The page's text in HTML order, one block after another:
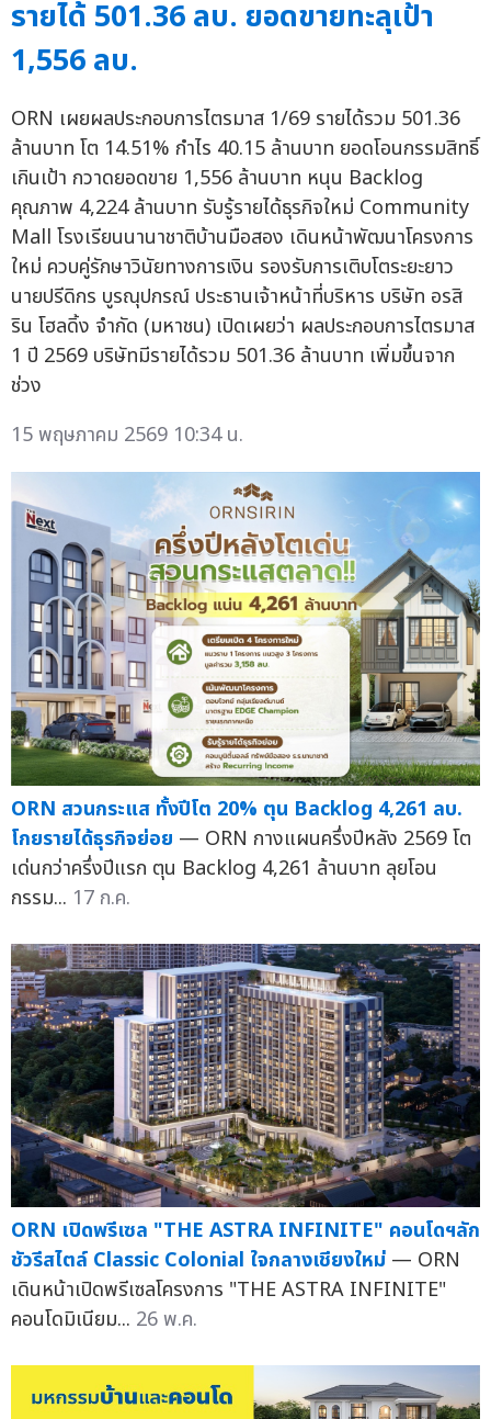
รายได้ 501.36 ลบ. ยอดขายทะลุเป้า
1,556 ลบ.
ORN เผยผลประกอบการไตรมาส 1/69 รายได้รวม 501.36
ล้านบาท โต 14.51% กำไร 40.15 ล้านบาท ยอดโอนกรรมสิทธิ์
เกินเป้า กวาดยอดขาย 1,556 ล้านบาท หนุน Backlog
คุณภาพ 4,224 ล้านบาท รับรู้รายได้ธุรกิจใหม่ Community
Mall โรงเรียนนานาชาติบ้านมือสอง เดินหน้าพัฒนาโครงการ
ใหม่ ควบคู่รักษาวินัยทางการเงิน รองรับการเติบโตระยะยาว
นายปรีดิกร บูรณุปกรณ์ ประธานเจ้าหน้าที่บริหาร บริษัท อรสิ
ริน โฮลดิ้ง จำกัด (มหาชน) เปิดเผยว่า ผลประกอบการไตรมาส
1 ปี 2569 บริษัทมีรายได้รวม 501.36 ล้านบาท เพิ่มขึ้นจาก
ช่วง
15 พฤษภาคม 2569 10:34 น.
ORN สวนกระแส ทั้งปีโต 20% ตุน Backlog 4,261 ลบ.
โกยรายได้ธุรกิจย่อย — ORN กางแผนครึ่งปีหลัง 2569 โต
เด่นกว่าครึ่งปีแรก ตุน Backlog 4,261 ล้านบาท ลุยโอน
กรรม... 17 ก.ค.
ORN เปิดพรีเซล "THE ASTRA INFINITE" คอนโดฯลัก
ชัวรีสไตล์ Classic Colonial ใจกลางเชียงใหม่ — ORN
เดินหน้าเปิดพรีเซลโครงการ "THE ASTRA INFINITE"
คอนโดมิเนียม... 26 พ.ค.